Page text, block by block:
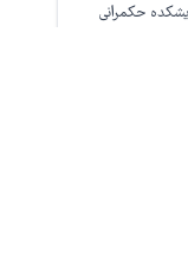
حکمرانی